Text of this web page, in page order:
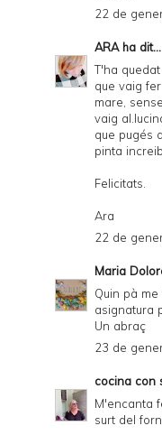
22 de
ARAha dit...
T'ha
que vaig
mare,
vaig
que pugés
pinta
Felicitats.
Ara
22 de
Maria
Quin pà
asignatura
Un abraç
23 de
cocina con
M'encanta
surt del